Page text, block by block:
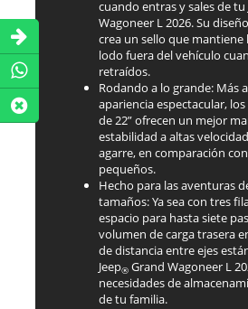
cuando entras y sales de
Wagoneer L 2026. Su
crea un sello que mantiene
lodo fuera del vehículo
retraídos.
Rodando a lo grande: Más
apariencia espectacular,
de 22” ofrecen un mejor
estabilidad a altas
agarre, en comparación
pequeños.
Hecho para las aventuras
tamaños: Ya sea con tres
espacio para hasta siete
volumen de carga trasera
de distancia entre ejes
Jeep® Grand Wagoneer L
necesidades de
de tu familia.